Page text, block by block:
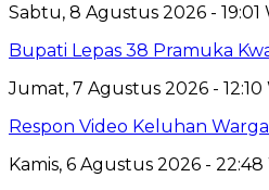
Sabtu, 8 Agustus 2026 - 19:01
Bupati Lepas 38 Pramuka
Jumat, 7 Agustus 2026 - 12:10
Respon Video Keluhan
Kamis, 6 Agustus 2026 - 22:48